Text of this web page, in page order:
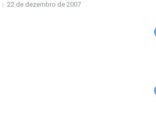
22 de dezembro de 2007